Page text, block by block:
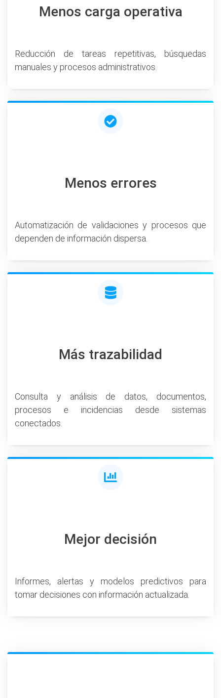
Menos carga operativa
Reducción de tareas repetitivas, búsquedas
manuales y procesos administrativos.
Menos errores
Automatización de validaciones y procesos que
dependen de información dispersa.
Más trazabilidad
Consulta y análisis de datos, documentos,
procesos e incidencias desde sistemas
conectados.
Mejor decisión
Informes, alertas y modelos predictivos para
tomar decisiones con información actualizada.